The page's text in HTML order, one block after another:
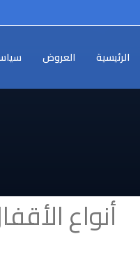
الرئيسية العروض
أنواع